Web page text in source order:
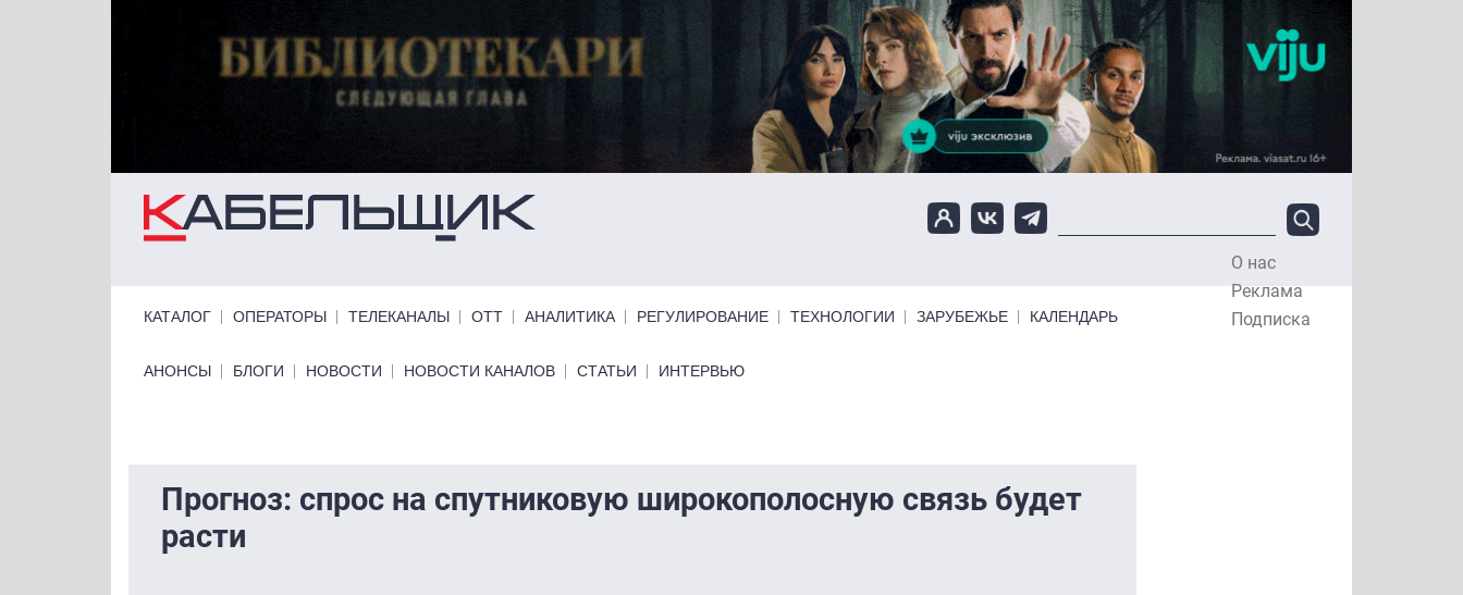
О нас
Реклама
Подписка
КАТАЛОГ ОПЕРАТОРЫ ТЕЛЕКАНАЛЫ ОТТ АНАЛИТИКА РЕГУЛИРОВАНИЕ ТЕХНОЛОГИИ ЗАРУБЕЖЬЕ КАЛЕНДАРЬ
Primary links bottom
АНОНСЫ БЛОГИ НОВОСТИ НОВОСТИ КАНАЛОВ СТАТЬИ ИНТЕРВЬЮ
Прогноз: спрос на спутниковую широкополосную связь будет
расти